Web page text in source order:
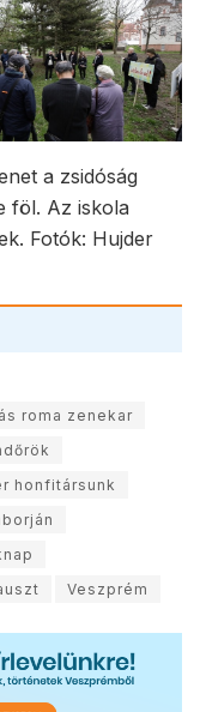
a zsidóság
föl. Az iskola
Fotók: Hujder
roma zenekar
honfitársunk
Veszprém